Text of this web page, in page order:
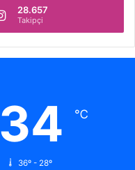
28.657
Takipçi
34 ℃
36º - 28º